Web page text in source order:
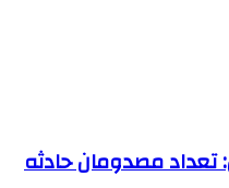
مصدومان حادثه